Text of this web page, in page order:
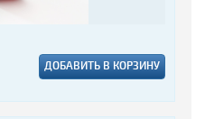
ДОБАВИТЬ В КОРЗИНУ